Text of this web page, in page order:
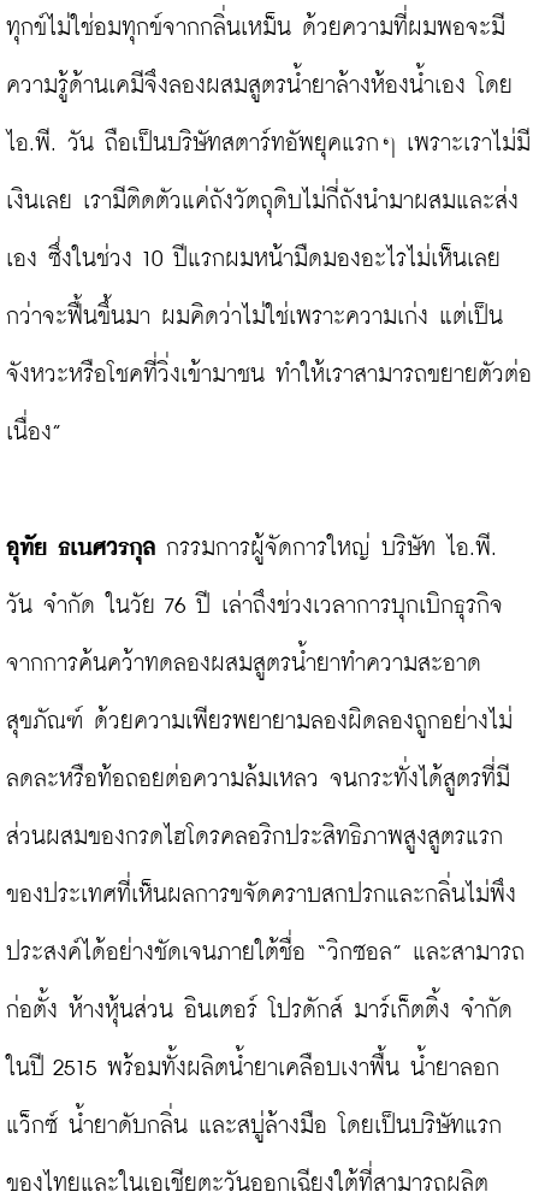
ทุกข์ไม่ใช่อมทุกข์จากกลิ่นเหม็น ด้วยความที่ผมพอจะมี
ความรู้ด้านเคมีจึงลองผสมสูตรน้ำยาล้างห้องน้ำเอง โดย
ไอ.พี. วัน ถือเป็นบริษัทสตาร์ทอัพยุคแรกๆ เพราะเราไม่มี
เงินเลย เรามีติดตัวแค่ถังวัตถุดิบไม่กี่ถังนำมาผสมและส่ง
เอง ซึ่งในช่วง 10 ปีแรกผมหน้ามืดมองอะไรไม่เห็นเลย
กว่าจะฟื้นขึ้นมา ผมคิดว่าไม่ใช่เพราะความเก่ง แต่เป็น
จังหวะหรือโชคที่วิ่งเข้ามาชน ทำให้เราสามารถขยายตัวต่อ
เนื่อง”
อุทัย ธเนศวรกุล กรรมการผู้จัดการใหญ่ บริษัท ไอ.พี.
วัน จำกัด ในวัย 76 ปี เล่าถึงช่วงเวลาการบุกเบิกธุรกิจ
จากการค้นคว้าทดลองผสมสูตรน้ำยาทำความสะอาด
สุขภัณฑ์ ด้วยความเพียรพยายามลองผิดลองถูกอย่างไม่
ลดละหรือท้อถอยต่อความล้มเหลว จนกระทั่งได้สูตรที่มี
ส่วนผสมของกรดไฮโดรคลอริกประสิทธิภาพสูงสูตรแรก
ของประเทศที่เห็นผลการขจัดคราบสกปรกและกลิ่นไม่พึง
ประสงค์ได้อย่างชัดเจนภายใต้ชื่อ “วิกซอล” และสามารถ
ก่อตั้ง ห้างหุ้นส่วน อินเตอร์ โปรดักส์ มาร์เก็ตติ้ง จำกัด
ในปี 2515 พร้อมทั้งผลิตน้ำยาเคลือบเงาพื้น น้ำยาลอก
แว็กซ์ น้ำยาดับกลิ่น และสบู่ล้างมือ โดยเป็นบริษัทแรก
ของไทยและในเอเชียตะวันออกเฉียงใต้ที่สามารถผลิต